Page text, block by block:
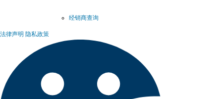
经销商查询
法律声明 隐私政策